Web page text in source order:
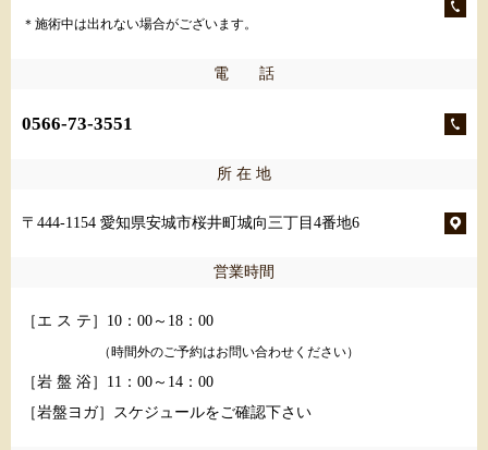
＊施術中は出れない場合がございます。
電 話
0566-73-3551
所 在 地
〒444-1154 愛知県安城市桜井町城向三丁目4番地6
営業時間
［エ ス テ］10：00～18：00
（時間外のご予約はお問い合わせください）
［岩 盤 浴］11：00～14：00
［岩盤ヨガ］スケジュールをご確認下さい